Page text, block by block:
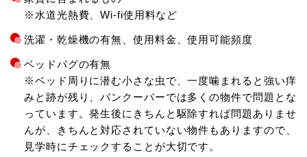
※水道光熱費、Wi-fi使用料など
洗濯・乾燥機の有無、使用料金、使用可能頻度
ベッドバグの有無
※ベッド周りに潜む小さな虫で、一度噛まれると強い痒
みと跡が残り、バンクーバーでは多くの物件で問題とな
っています。発生後にきちんと駆除すれば問題ありませ
んが、きちんと対応されていない物件もありますので、
見学時にチェックすることが大切です。